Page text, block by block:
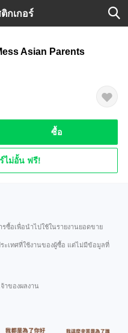
กเกอร์
Asian Parents
ซื้อ
ไม่อั้น ฟรี!
รซื้อเพื่อนำไปใช้ในรายงานยอดขาย
ะเทศที่ใช้งานของผู้ซื้อ แต่ไม่มีข้อมูลที่
าของผลงาน